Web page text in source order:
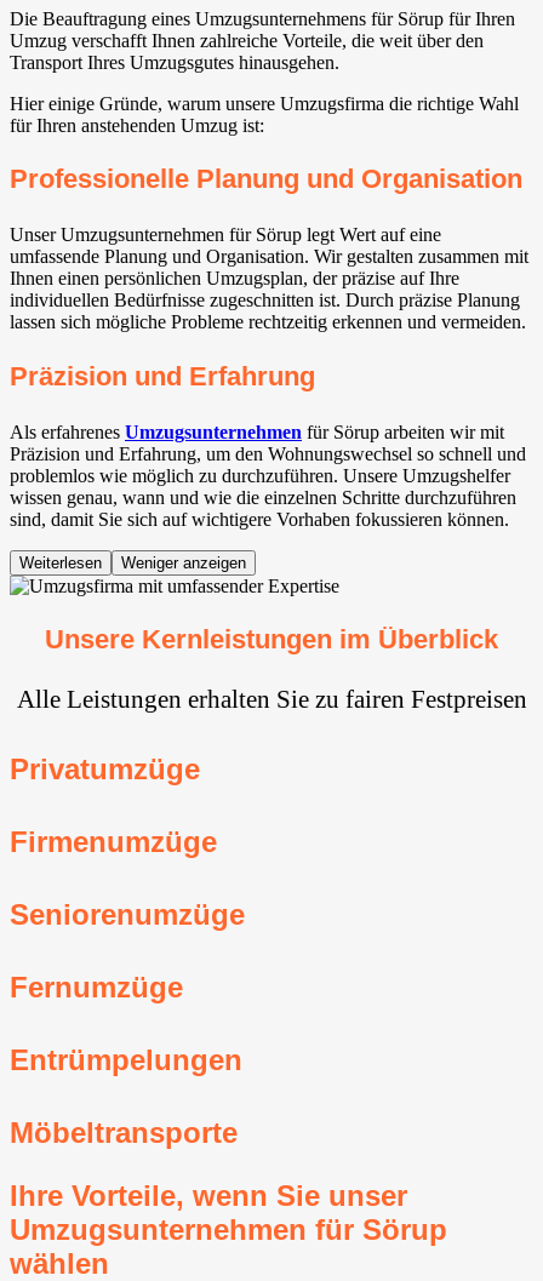
Die Beauftragung eines Umzugsunternehmens für Sörup für Ihren
Umzug verschafft Ihnen zahlreiche Vorteile, die weit über den
Transport Ihres Umzugsgutes hinausgehen.
Hier einige Gründe, warum unsere Umzugsfirma die richtige Wahl
für Ihren anstehenden Umzug ist:
Professionelle Planung und Organisation
Unser Umzugsunternehmen für Sörup legt Wert auf eine
umfassende Planung und Organisation. Wir gestalten zusammen mit
Ihnen einen persönlichen Umzugsplan, der präzise auf Ihre
individuellen Bedürfnisse zugeschnitten ist. Durch präzise Planung
lassen sich mögliche Probleme rechtzeitig erkennen und vermeiden.
Präzision und Erfahrung
Als erfahrenes Umzugsunternehmen für Sörup arbeiten wir mit
Präzision und Erfahrung, um den Wohnungswechsel so schnell und
problemlos wie möglich zu durchzuführen. Unsere Umzugshelfer
wissen genau, wann und wie die einzelnen Schritte durchzuführen
sind, damit Sie sich auf wichtigere Vorhaben fokussieren können.
Weiterlesen Weniger anzeigen
Unsere Kernleistungen im Überblick
Alle Leistungen erhalten Sie zu fairen Festpreisen
Privatumzüge
Firmenumzüge
Seniorenumzüge
Fernumzüge
Entrümpelungen
Möbeltransporte
Ihre Vorteile, wenn Sie unser
Umzugsunternehmen für Sörup
wählen